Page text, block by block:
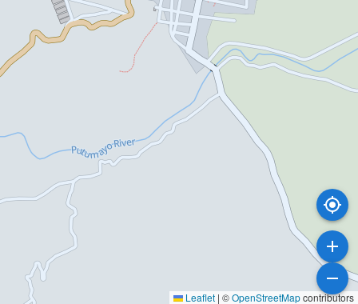
Leaflet | ©OpenStreetMapcontributors